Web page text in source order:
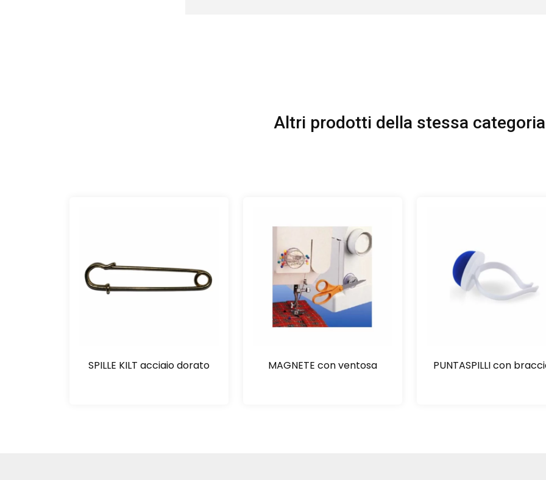
Altri prodotti della stessa categoria
SPILLE KILT acciaio dorato MAGNETE con ventosa PUNTASPILLI con